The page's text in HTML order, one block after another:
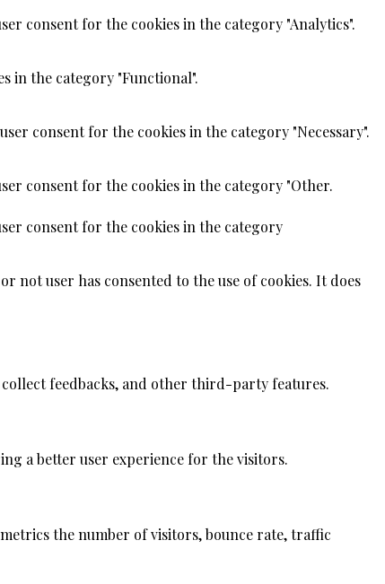
consent for the cookies in the category "Analytics".
in the category "Functional".
consent for the cookies in the category "Necessary".
consent for the cookies in the category "Other.
consent for the cookies in the category
not user has consented to the use of cookies. It does
feedbacks, and other third-party features.
a better user experience for the visitors.
the number of visitors, bounce rate, traffic